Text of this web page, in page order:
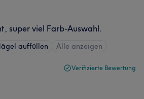
super viel Farb-Auswahl.
auffüllen Alle anzeigen
Verifizierte Bewertung